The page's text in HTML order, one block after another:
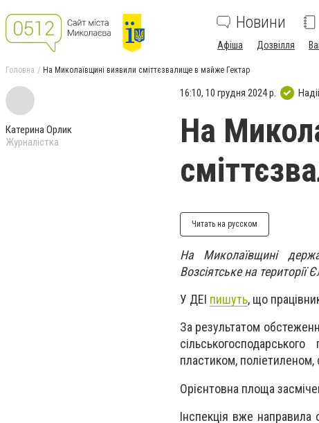
Новини
Афіша Дозвілля
Головна На Миколаївщині виявили сміттєзвалище в майже Гектар
Катерина Орлик
Журналістка
16:10, 10 грудня 2024 р.
На
Читать на русском
На Миколаївщині
Возсіятське на території
У ДЕІ пишуть, що
За результатом
пластиком,
Орієнтовна площа
Інспекція вже